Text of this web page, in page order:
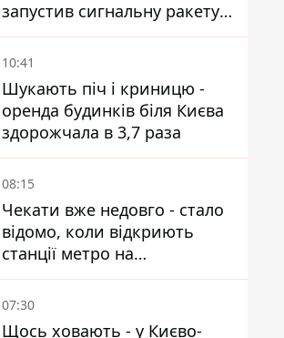
запустив сигнальну ракету,
аби потішити дівчат
10:41
Шукають піч і криницю -
оренда будинків біля Києва
здорожчала в 3,7 раза
08:15
Чекати вже недовго - стало
відомо, коли відкриють
станції метро на
Виноградарі
07:30
Щось ховають - у Києво-